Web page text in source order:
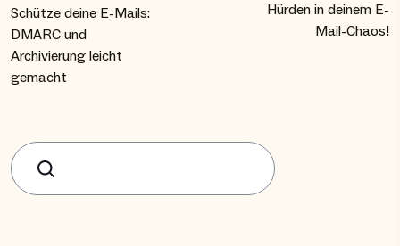
Schütze deine E-Mails:
DMARC und
Archivierung leicht
gemacht
Hürden in deinem E-
Mail-Chaos!
Suchen